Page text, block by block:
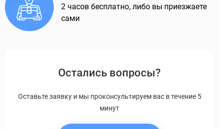
2 часов бесплатно, либо вы приезжаете
сами
Остались вопросы?
Оставьте заявку и мы проконсультируем вас в течение 5
минут